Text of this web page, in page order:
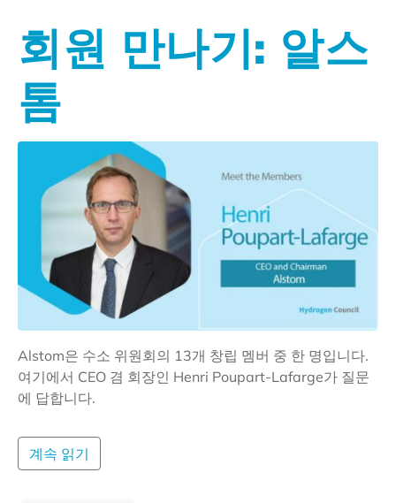
회원 만나기: 알스
톰
Alstom은 수소 위원회의 13개 창립 멤버 중 한 명입니다.
여기에서 CEO 겸 회장인 Henri Poupart-Lafarge가 질문
에 답합니다.
계속 읽기